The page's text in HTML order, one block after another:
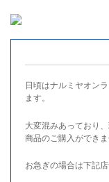
日頃はナルミヤオン
ます。
大変混みあっており
商品のご購入ができま
お急ぎの場合は下記